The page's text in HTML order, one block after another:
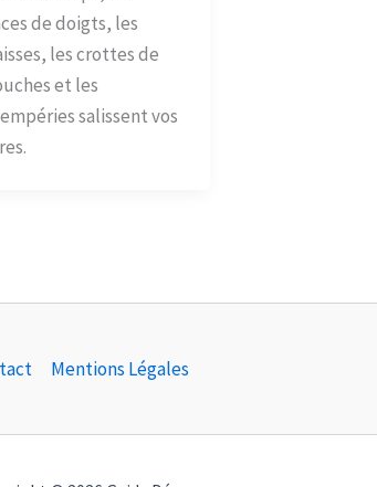
de doigts, les
les crottes de
et les
salissent vos
Mentions Légales